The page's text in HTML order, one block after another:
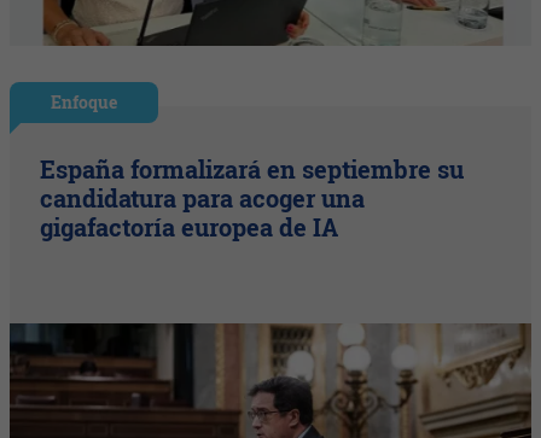
Enfoque
España formalizará en septiembre su
candidatura para acoger una
gigafactoría europea de IA